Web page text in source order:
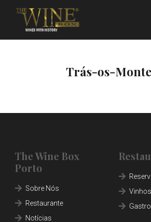
SOBRE NÓS
RESTAURANTE
Trás-os-
The Wine Box
Porto
Sobre Nós
Restaurante
Notícias
Vinhos